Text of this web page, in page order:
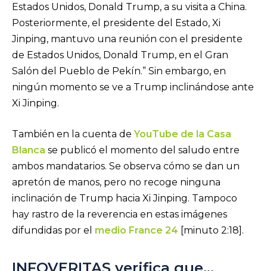
Estados Unidos, Donald Trump, a su visita a China.
Posteriormente, el presidente del Estado, Xi
Jinping, mantuvo una reunión con el presidente
de Estados Unidos, Donald Trump, en el Gran
Salón del Pueblo de Pekín.” Sin embargo, en
ningún momento se ve a Trump inclinándose ante
Xi Jinping.
También en la cuenta deYouTube de la Casa
Blanca se publicó el momento del saludo entre
ambos mandatarios. Se observa cómo se dan un
apretón de manos, pero no recoge ninguna
inclinación de Trump hacia Xi Jinping. Tampoco
hay rastro de la reverencia en estas imágenes
difundidas por el medio France 24 [minuto 2:18].